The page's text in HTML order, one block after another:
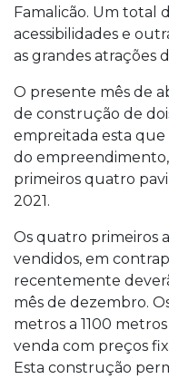
Famalicão. Um total
acessibilidades e
as grandes atrações
O presente mês de
de construção de
empreitada esta que
do
primeiros quatro
2021.
Os quatro primeiros
vendidos, em
recentemente
mês de dezembro.
metros a 1100
venda com preços
Esta construção